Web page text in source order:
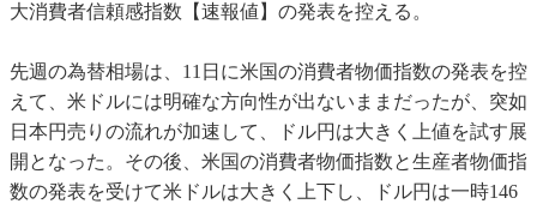
大消費者信頼感指数【速報値】の発表を控える。
先週の為替相場は、11日に米国の消費者物価指数の発表を控
えて、米ドルには明確な方向性が出ないままだったが、突如
日本円売りの流れが加速して、ドル円は大きく上値を試す展
開となった。その後、米国の消費者物価指数と生産者物価指
数の発表を受けて米ドルは大きく上下し、ドル円は一時146